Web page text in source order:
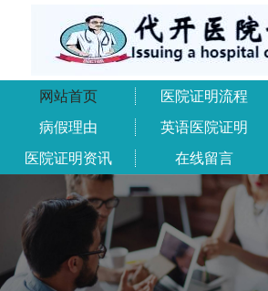
网站首页 医院证明流程
病假理由
英语医院证明
医院证明资讯
在线留言